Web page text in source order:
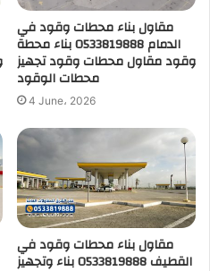
مقاول بناء محطات وقود في
الدمام 0533819888 بناء محطة
وقود مقاول محطات وقود تجهيز
محطات الوقود
4 June، 2026
مقاول بناء محطات وقود في
القطيف 0533819888 بناء وتجهيز